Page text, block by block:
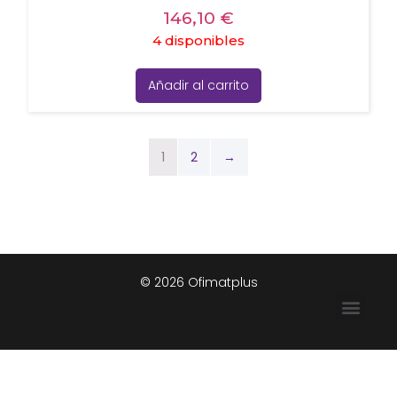
146,10 €
4 disponibles
Añadir al carrito
1 2 →
© 2026 Ofimatplus